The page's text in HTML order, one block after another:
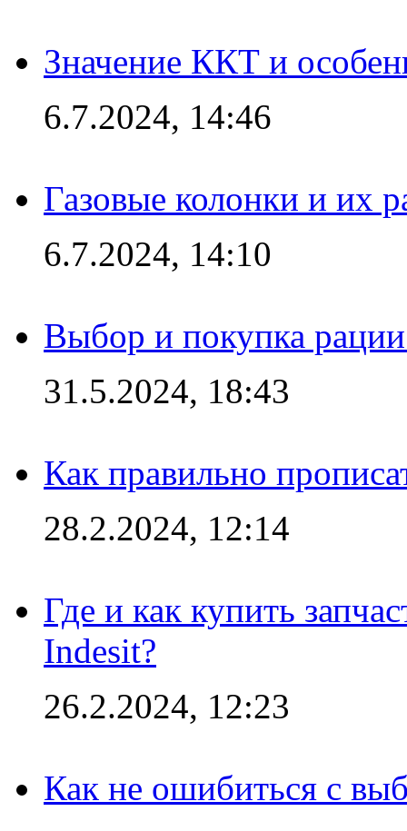
Значение ККТ и
6.7.2024, 14:46
Газовые колонки и их
6.7.2024, 14:10
Выбор и покупка
31.5.2024, 18:43
Как правильно
28.2.2024, 12:14
Где и как купить
Indesit?
26.2.2024, 12:23
Как не ошибиться с